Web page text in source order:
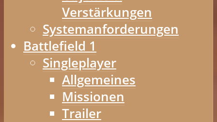
Verstärkungen
Systemanforderungen
Battlefield 1
Singleplayer
Allgemeines
Missionen
Trailer